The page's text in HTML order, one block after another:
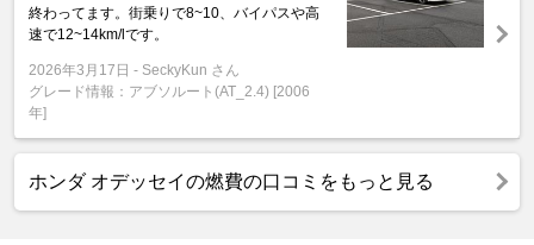
終わってます。街乗りで8~10、バイパスや高
速で12~14km/lです。
2026年3月17日
SeckyKun さん
グレード情報：アブソルート(AT_2.4) [2006
年]
ホンダ オデッセイの燃費の口コミをもっと見る